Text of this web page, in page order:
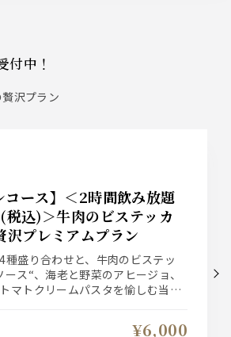
付中！
沢プラン
コース】＜2時間飲み放題
込)＞牛肉のビステッカ
沢プレミアムプラン
種盛り合わせと、牛肉のビステッ
ス“、海老と野菜のアヒージョ、
マトクリームパスタを愉しむ当店
¥6,000